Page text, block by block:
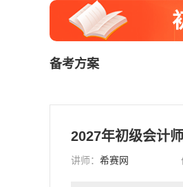
备考方案
2027年初级会计
讲师： 希赛网